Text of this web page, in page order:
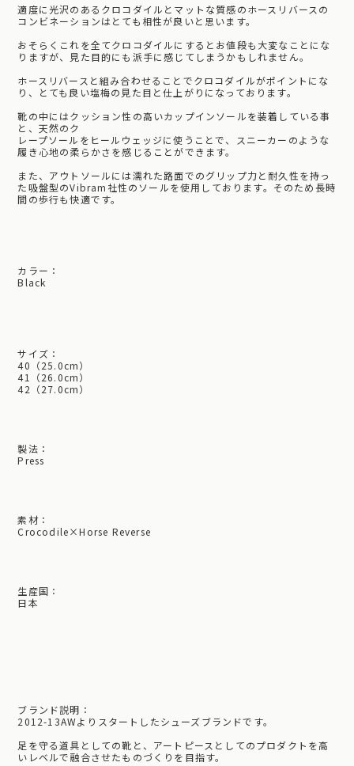
適度に光沢のあるクロコダイルとマットな質感のホースリバースの
コンビネーションはとても相性が良いと思います。
おそらくこれを全てクロコダイルにするとお値段も大変なことにな
りますが、見た目的にも派手に感じてしまうかもしれません。
ホースリバースと組み合わせることでクロコダイルがポイントにな
り、とても良い塩梅の見た目と仕上がりになっております。
靴の中にはクッション性の高いカップインソールを装着している事
と、天然のク
レープソールをヒールウェッジに使うことで、スニーカーのような
履き心地の柔らかさを感じることができます。
また、アウトソールには濡れた路面でのグリップ力と耐久性を持っ
た吸盤型のVibram社性のソールを使用しております。そのため長時
間の歩行も快適です。
カラー：
Black
サイズ：
40（25.0cm）
41（26.0cm）
42（27.0cm）
製法：
Press
素材：
Crocodile×Horse Reverse
生産国：
日本
ブランド説明：
2012-13AWよりスタートしたシューズブランドです。
足を守る道具としての靴と、アートピースとしてのプロダクトを高
いレベルで融合させたものづくりを目指す。